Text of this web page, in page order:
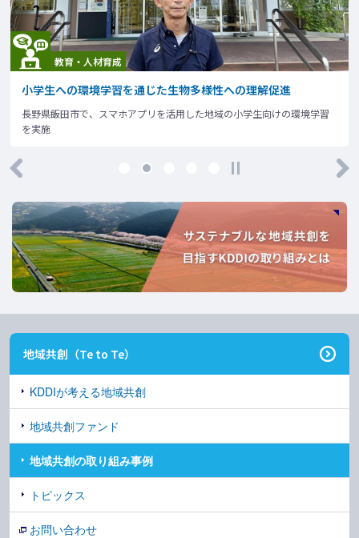
教育・人材育成
小学生への環境学習を通じた生物多様性への理解促進
長野県飯田市で、スマホアプリを活用した地域の小学生向けの環境学習
を実施
地域共創（Te to Te）
KDDIが考える地域共創
地域共創ファンド
地域共創の取り組み事例
トピックス
お問い合わせ